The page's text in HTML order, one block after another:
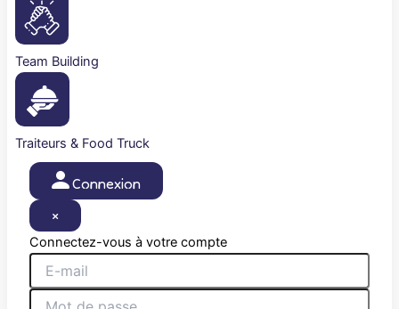
Team Building
Traiteurs & Food Truck
Connexion
×
Connectez-vous à votre compte